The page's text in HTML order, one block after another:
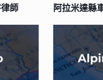
師 阿拉米達縣